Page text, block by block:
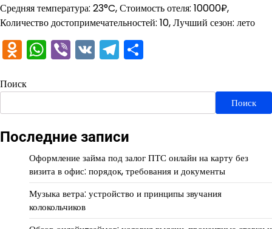
Средняя температура: 23°C, Стоимость отеля: 10000₽,
Количество достопримечательностей: 10, Лучший сезон: лето
Odnoklassniki
WhatsApp
Viber
VKTelegram
Поиск
Поиск
Последние записи
Оформление займа под залог ПТС онлайн на карту без
визита в офис: порядок, требования и документы
Музыка ветра: устройство и принципы звучания
колокольчиков